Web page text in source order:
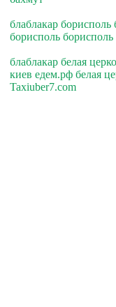
блаблакар
борисполь борисполь
блаблакар белая
киев едем.рф белая
Taxiuber7.com